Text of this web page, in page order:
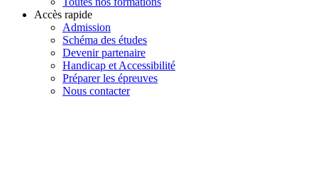
Accès rapide
Admission
Schéma des études
Devenir partenaire
Handicap et Accessibilité
Préparer les épreuves
Nous contacter